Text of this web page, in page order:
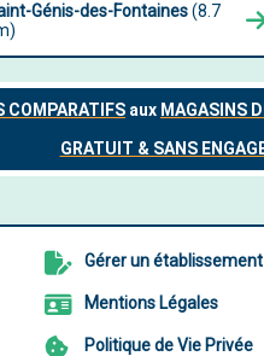
Génis-des-Fontaines(8.7
Gérer un établissement
Mentions Légales
Politique de Vie Privée